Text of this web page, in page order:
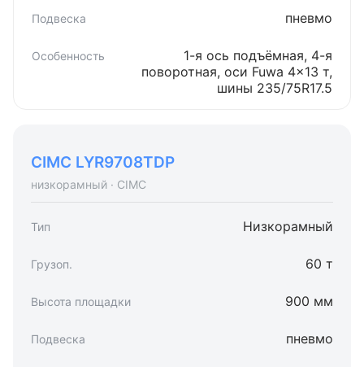
пневмо
1-я ось подъёмная, 4-я
поворотная, оси Fuwa 4×13 т,
шины 235/75R17.5
CIMC LYR9708TDP
низкорамный · CIMC
Низкорамный
60 т
900 мм
пневмо